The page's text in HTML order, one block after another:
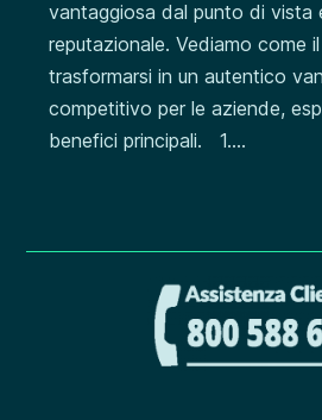
vantaggiosa dal punto di vista
reputazionale. Vediamo come
trasformarsi in un autentico
competitivo per le aziende,
benefici principali. 1....